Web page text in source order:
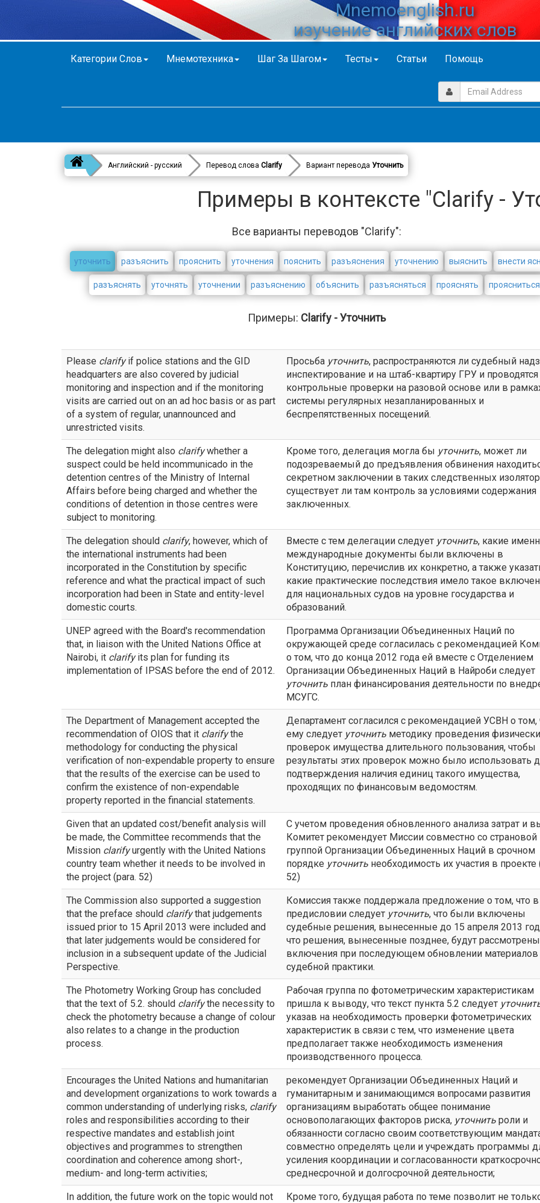
Mnemoenglish.ru
изучение английских слов
Категории Слов Мнемотехника Шаг За Шагом Тесты Статьи Помощь
Английский - русский Перевод слова Clarify Вариант перевода Уточнить
Примеры в контексте "Clarify -
Все варианты переводов "Clarify":
уточнить разъяснить прояснить уточнения пояснить разъяснения уточнению выяснить внести
разъяснять уточнять уточнении разъяснению объяснить разъясняться прояснять проясниться
Примеры: Clarify - Уточнить
Please clarifyif police stations and the GID
headquarters are also covered by judicial
monitoring and inspection and if the monitoring
visits are carried out on an ad hoc basis or as part
of a system of regular, unannounced and
unrestricted visits.
Просьба уточнить, распространяются ли судебный
инспектирование и на штаб-квартиру ГРУ и
контрольные проверки на разовой основе или в
системы регулярных незапланированных и
беспрепятственных посещений.
The delegation might also clarifywhether a
suspect could be held incommunicado in the
detention centres of the Ministry of Internal
Affairs before being charged and whether the
conditions of detention in those centres were
subject to monitoring.
Кроме того, делегация могла бы уточнить, может ли
подозреваемый до предъявления обвинения
секретном заключении в таких следственных
существует ли там контроль за условиями содержания
заключенных.
The delegation should clarify, however, which of
the international instruments had been
incorporated in the Constitution by specific
reference and what the practical impact of such
incorporation had been in State and entity-level
domestic courts.
Вместе с тем делегации следует уточнить, какие
международные документы были включены в
Конституцию, перечислив их конкретно, а также
какие практические последствия имело такое
для национальных судов на уровне государства и
образований.
UNEP agreed with the Board's recommendation
that, in liaison with the United Nations Office at
Nairobi, it clarifyits plan for funding its
implementation of IPSAS before the end of 2012.
Программа Организации Объединенных Наций по
окружающей среде согласилась с рекомендацией
о том, что до конца 2012 года ей вместе с Отделением
Организации Объединенных Наций в Найроби следует
уточнить план финансирования деятельности по
МСУГС.
The Department of Management accepted the
recommendation of OIOS that it clarifythe
methodology for conducting the physical
verification of non-expendable property to ensure
that the results of the exercise can be used to
confirm the existence of non-expendable
property reported in the financial statements.
Департамент согласился с рекомендацией УСВН о том,
ему следует уточнить методику проведения
проверок имущества длительного пользования, чтобы
результаты этих проверок можно было использовать
подтверждения наличия единиц такого имущества,
проходящих по финансовым ведомостям.
Given that an updated cost/benefit analysis will
be made, the Committee recommends that the
Mission clarifyurgently with the United Nations
country team whether it needs to be involved in
the project (para. 52)
С учетом проведения обновленного анализа затрат и
Комитет рекомендует Миссии совместно со страновой
группой Организации Объединенных Наций в срочном
порядке уточнить необходимость их участия в проекте
52)
The Commission also supported a suggestion
that the preface should clarifythat judgements
issued prior to 15 April 2013 were included and
that later judgements would be considered for
inclusion in a subsequent update of the Judicial
Perspective.
Комиссия также поддержала предложение о том, что в
предисловии следует уточнить, что были включены
судебные решения, вынесенные до 15 апреля 2013
что решения, вынесенные позднее, будут
включения при последующем обновлении материалов
судебной практики.
The Photometry Working Group has concluded
that the text of 5.2. should clarifythe necessity to
check the photometry because a change of colour
also relates to a change in the production
process.
Рабочая группа по фотометрическим характеристикам
пришла к выводу, что текст пункта 5.2 следует
указав на необходимость проверки фотометрических
характеристик в связи с тем, что изменение цвета
предполагает также необходимость изменения
производственного процесса.
Encourages the United Nations and humanitarian
and development organizations to work towards a
common understanding of underlying risks, clarify
roles and responsibilities according to their
respective mandates and establish joint
objectives and programmes to strengthen
coordination and coherence among short-,
medium- and long-term activities;
рекомендует Организации Объединенных Наций и
гуманитарным и занимающимся вопросами развития
организациям выработать общее понимание
основополагающих факторов риска, уточнить роли и
обязанности согласно своим соответствующим
совместно определять цели и учреждать программы
усиления координации и согласованности
среднесрочной и долгосрочной деятельности;
In addition, the future work on the topic would not
Кроме того, будущая работа по теме позволит не